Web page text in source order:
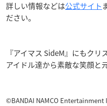
詳しい情報などは公式サイト
ださい。
『アイマス SideM』にもクリ
アイドル達から素敵な笑顔と
©BANDAI NAMCO Entertainment